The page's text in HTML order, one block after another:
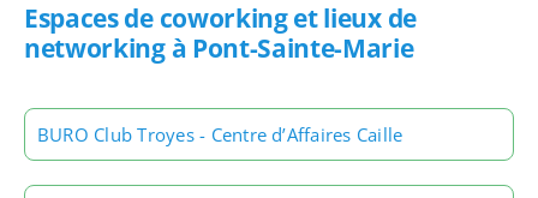
Espaces de coworking et lieux de
networking à Pont-Sainte-Marie
BURO Club Troyes - Centre d’Affaires Caille